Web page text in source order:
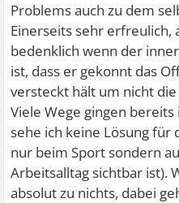
Problems auch zu dem
Einerseits sehr erfreulich,
bedenklich wenn der
ist, dass er gekonnt das
versteckt hält um nicht
Viele Wege gingen
sehe ich keine Lösung für
nur beim Sport sondern
Arbeitsalltag sichtbar ist).
absolut zu nichts, dabei